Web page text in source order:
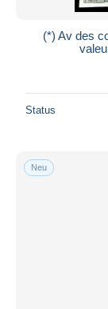
(*) Av des
Status
Neu